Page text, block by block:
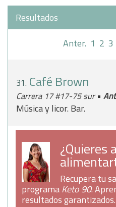
Resultados
Anter. 1 2 3
31. Café Brown
Carrera 17 #17-75 sur•
Música y licor. Bar.
¿Quieres
Recupera tu
programaKeto 90.
resultados garantizados.